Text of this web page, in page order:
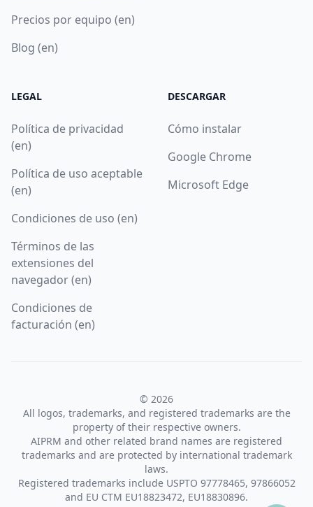
Precios por equipo (en)
Blog (en)
LEGAL
Política de privacidad
(en)
Política de uso aceptable
(en)
Condiciones de uso (en)
Términos de las
extensiones del
navegador (en)
Condiciones de
facturación (en)
DESCARGAR
Cómo instalar
Google Chrome
Microsoft Edge
© 2026
All logos, trademarks, and registered trademarks are the
property of their respective owners.
AIPRM and other related brand names are registered
trademarks and are protected by international trademark
laws.
Registered trademarks include USPTO 97778465, 97866052
and EU CTM EU18823472, EU18830896.